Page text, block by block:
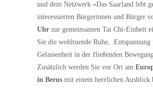
und dem Netzwerk »Das Saarland lebt
interessierten Bürgerinnen und Bürger
Uhr zur gemeinsamen Tai Chi-Einheit
Sie die wohltuende Ruhe, Entspannung
Gelassenheit in der fließenden
Zusätzlich werden Sie vor Ort am
in Berus mit einem herrlichen Ausblick